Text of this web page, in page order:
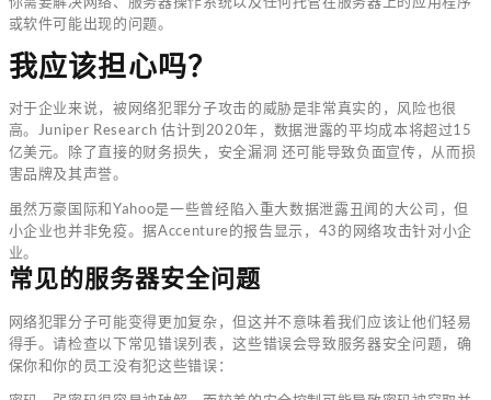
或软件可能出现的问题。
我应该担心吗？
对于企业来说，被网络犯罪分子攻击的威胁是非常真实的，风险也很
高。Juniper Research 估计到2020年，数据泄露的平均成本将超过15
亿美元。除了直接的财务损失，安全漏洞 还可能导致负面宣传，从而损
害品牌及其声誉。
虽然万豪国际和Yahoo是一些曾经陷入重大数据泄露丑闻的大公司，但
小企业也并非免疫。据Accenture的报告显示，43的网络攻击针对小企
业。
常见的服务器安全问题
网络犯罪分子可能变得更加复杂，但这并不意味着我们应该让他们轻易
得手。请检查以下常见错误列表，这些错误会导致服务器安全问题，确
保你和你的员工没有犯这些错误：